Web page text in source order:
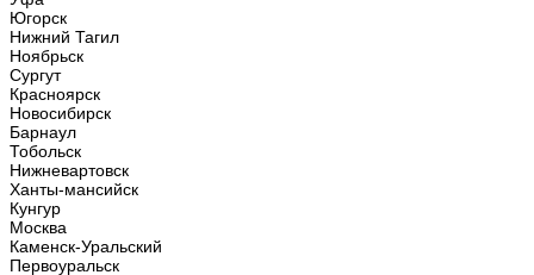
Югорск
Нижний Тагил
Ноябрьск
Сургут
Красноярск
Новосибирск
Барнаул
Тобольск
Нижневартовск
Ханты-мансийск
Кунгур
Москва
Каменск-Уральский
Первоуральск